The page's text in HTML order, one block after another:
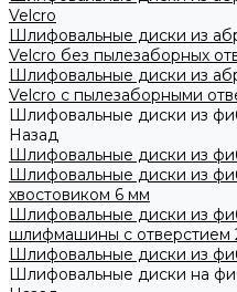
Velcro
Шлифовальные диски из
Velcro без пылезаборных
Шлифовальные диски из
Velcro с пылезаборными
Шлифовальные диски из
Назад
Шлифовальные диски из
Шлифовальные диски из
хвостовиком 6 мм
Шлифовальные диски из
шлифмашины с отверстием
Шлифовальные диски из
Шлифовальные диски на